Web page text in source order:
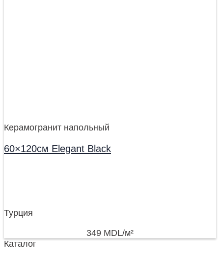
Керамогранит напольный
60×120см Elegant Black
Турция
349 MDL/м²
Каталог